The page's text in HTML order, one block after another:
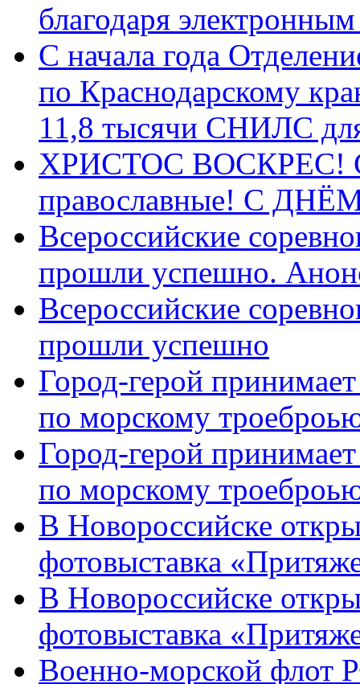
благодаря
С начала года
по Краснодарскому
11,8 тысячи СНИЛС
ХРИСТОС ВОСКРЕС! С
православные! C
Всероссийские
прошли успешно.
Всероссийские
прошли успешно
Город-герой
по морскому
Город-герой
по морскому
В Новороссийске
фотовыставка
В Новороссийске
фотовыставка
Военно-морской флот